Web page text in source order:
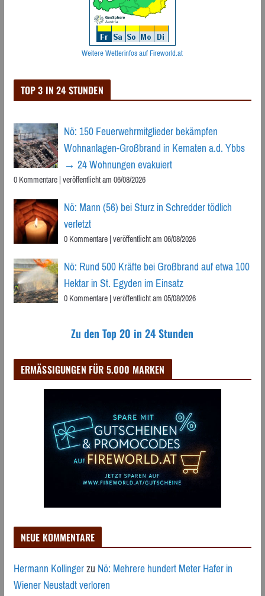
Weitere Wetterinfos auf Fireworld.at
TOP 3 IN 24 STUNDEN
Nö: 150 Feuerwehrmitglieder bekämpfen
Wohnanlagen-Großbrand in Kematen a.d. Ybbs
→ 24 Wohnungen evakuiert
0 Kommentare|veröffentlicht am 06/08/2026
Nö: Mann (56) bei Sturz in Schredder tödlich
verletzt
0 Kommentare|veröffentlicht am 06/08/2026
Nö: Rund 500 Kräfte bei Großbrand auf etwa 100
Hektar in St. Egyden im Einsatz
0 Kommentare|veröffentlicht am 05/08/2026
Zu den Top 20 in 24 Stunden
ERMÄSSIGUNGEN FÜR 5.000 MARKEN
NEUE KOMMENTARE
Hermann KollingerzuNö: Mehrere hundert Meter Hafer in
Wiener Neustadt verloren